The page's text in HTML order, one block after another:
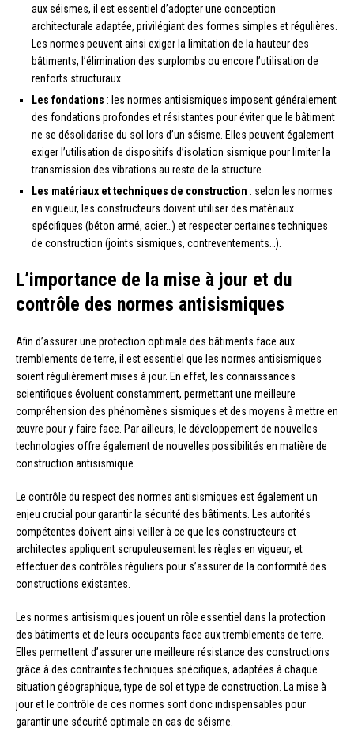
aux séismes, il est essentiel d’adopter une conception
architecturale adaptée, privilégiant des formes simples et régulières.
Les normes peuvent ainsi exiger la limitation de la hauteur des
bâtiments, l’élimination des surplombs ou encore l’utilisation de
renforts structuraux.
Les fondations : les normes antisismiques imposent généralement
des fondations profondes et résistantes pour éviter que le bâtiment
ne se désolidarise du sol lors d’un séisme. Elles peuvent également
exiger l’utilisation de dispositifs d’isolation sismique pour limiter la
transmission des vibrations au reste de la structure.
Les matériaux et techniques de construction : selon les normes
en vigueur, les constructeurs doivent utiliser des matériaux
spécifiques (béton armé, acier…) et respecter certaines techniques
de construction (joints sismiques, contreventements…).
L’importance de la mise à jour et du
contrôle des normes antisismiques
Afin d’assurer une protection optimale des bâtiments face aux
tremblements de terre, il est essentiel que les normes antisismiques
soient régulièrement mises à jour. En effet, les connaissances
scientifiques évoluent constamment, permettant une meilleure
compréhension des phénomènes sismiques et des moyens à mettre en
œuvre pour y faire face. Par ailleurs, le développement de nouvelles
technologies offre également de nouvelles possibilités en matière de
construction antisismique.
Le contrôle du respect des normes antisismiques est également un
enjeu crucial pour garantir la sécurité des bâtiments. Les autorités
compétentes doivent ainsi veiller à ce que les constructeurs et
architectes appliquent scrupuleusement les règles en vigueur, et
effectuer des contrôles réguliers pour s’assurer de la conformité des
constructions existantes.
Les normes antisismiques jouent un rôle essentiel dans la protection
des bâtiments et de leurs occupants face aux tremblements de terre.
Elles permettent d’assurer une meilleure résistance des constructions
grâce à des contraintes techniques spécifiques, adaptées à chaque
situation géographique, type de sol et type de construction. La mise à
jour et le contrôle de ces normes sont donc indispensables pour
garantir une sécurité optimale en cas de séisme.